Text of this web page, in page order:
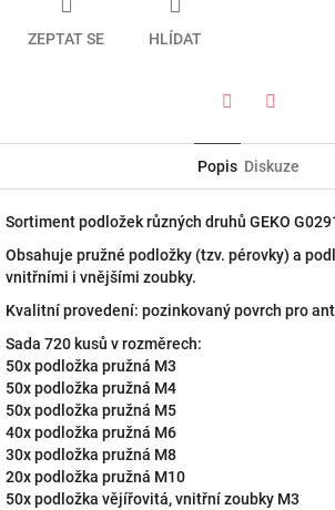
ZEPTAT SE HLÍDAT
Popis Diskuze
Sortiment podložek různých druhů GEKO
Obsahuje pružné podložky (tzv. pérovky) a
vnitřními i vnějšími zoubky.
Kvalitní provedení: pozinkovaný povrch pro
Sada 720 kusů v rozměrech:
50x podložka pružná M3
50x podložka pružná M4
50x podložka pružná M5
40x podložka pružná M6
30x podložka pružná M8
20x podložka pružná M10
50x podložka vějířovitá, vnitřní zoubky M3